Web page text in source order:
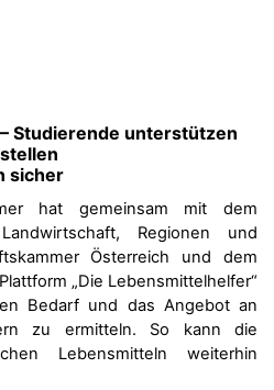
Studierende unterstützen
sicher
hat gemeinsam mit dem
Regionen und
Österreich und dem
„Die Lebensmittelhelfer“
Bedarf und das Angebot an
zu ermitteln. So kann die
Lebensmitteln weiterhin